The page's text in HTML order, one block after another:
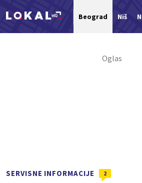
Beograd Niš
SERVISNE INFORMACIJE 2